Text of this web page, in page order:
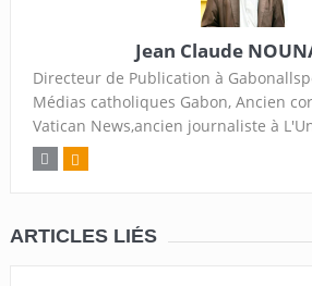
Jean Claude
Directeur de Publication à
Médias catholiques Gabon, Ancien
Vatican News,ancien journaliste à
ARTICLES LIÉS